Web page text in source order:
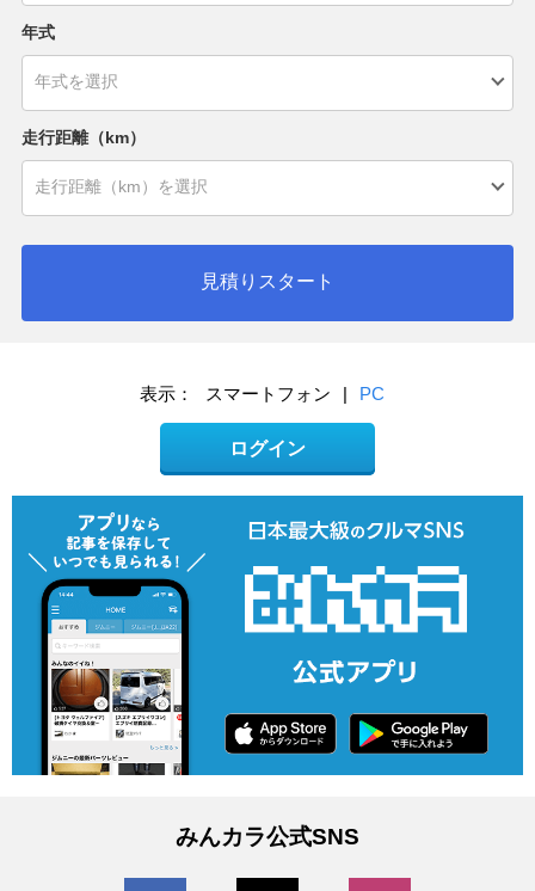
年式
走行距離（km）
見積りスタート
表示： スマートフォン | PC
ログイン
みんカラ公式SNS